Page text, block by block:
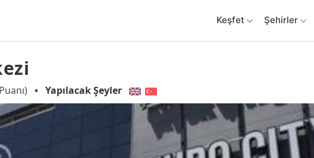
Keşfet Şehirler
• Yapılacak Şeyler